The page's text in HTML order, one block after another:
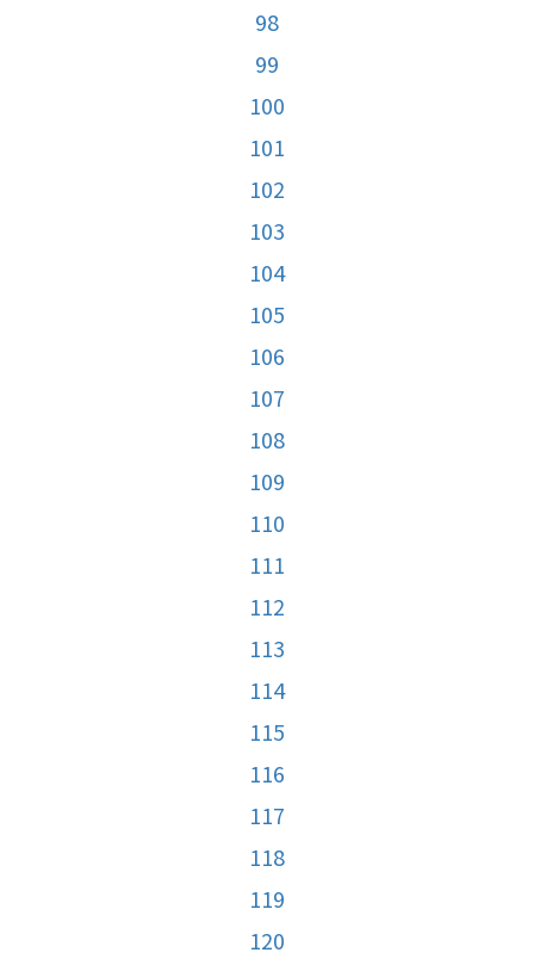
98
99
100
101
102
103
104
105
106
107
108
109
110
111
112
113
114
115
116
117
118
119
120